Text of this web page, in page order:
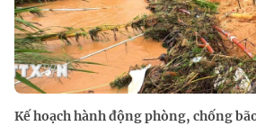
Kế hoạch hành động phòng, chống